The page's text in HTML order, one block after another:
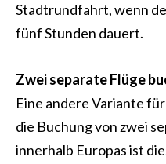
Stadtrundfahrt, wenn
fünf Stunden dauert.
Zwei separate Flüge
Eine andere Variante
die Buchung von zwei
innerhalb Europas ist